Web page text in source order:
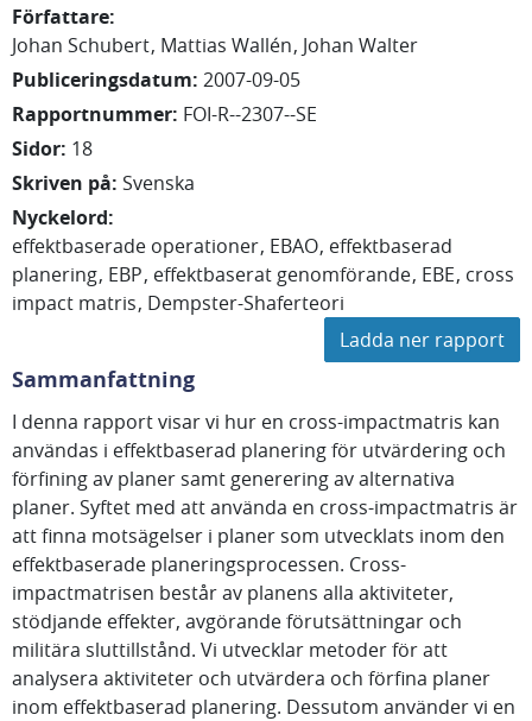
Författare:
Johan Schubert Mattias Wallén Johan Walter
Publiceringsdatum: 2007-09-05
Rapportnummer: FOI-R--2307--SE
Sidor: 18
Skriven på: Svenska
Nyckelord:
effektbaserade operationer EBAO effektbaserad
planering EBP effektbaserat genomförande EBE cross
impact matris Dempster-Shaferteori
Ladda ner rapport
Sammanfattning
I denna rapport visar vi hur en cross-impactmatris kan
användas i effektbaserad planering för utvärdering och
förfining av planer samt generering av alternativa
planer. Syftet med att använda en cross-impactmatris är
att finna motsägelser i planer som utvecklats inom den
effektbaserade planeringsprocessen. Cross-
impactmatrisen består av planens alla aktiviteter,
stödjande effekter, avgörande förutsättningar och
militära sluttillstånd. Vi utvecklar metoder för att
analysera aktiviteter och utvärdera och förfina planer
inom effektbaserad planering. Dessutom använder vi en